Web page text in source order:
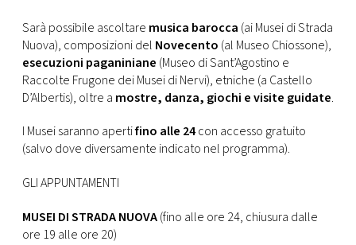
CONSIGLIA
Sarà possibile ascoltare musica barocca (ai Musei di Strada
Nuova), composizioni del Novecento (al Museo Chiossone),
esecuzioni paganiniane (Museo di Sant’Agostino e
Raccolte Frugone dei Musei di Nervi), etniche (a Castello
D’Albertis), oltre a mostre, danza, giochi e visite guidate.
I Musei saranno apertifino alle 24con accesso gratuito
(salvo dove diversamente indicato nel programma).
GLI APPUNTAMENTI
MUSEI DI STRADA NUOVA(fino alle ore 24, chiusura dalle
ore 19 alle ore 20)